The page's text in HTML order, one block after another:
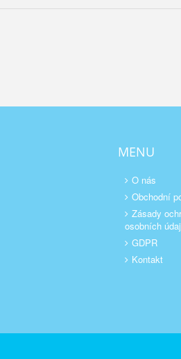
MENU
O nás
Obchodní
Zásady
osobních
GDPR
Kontakt